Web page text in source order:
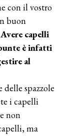
con il vostro
buon
Avere capelli
è infatti
al
delle spazzole
i capelli
non
ma